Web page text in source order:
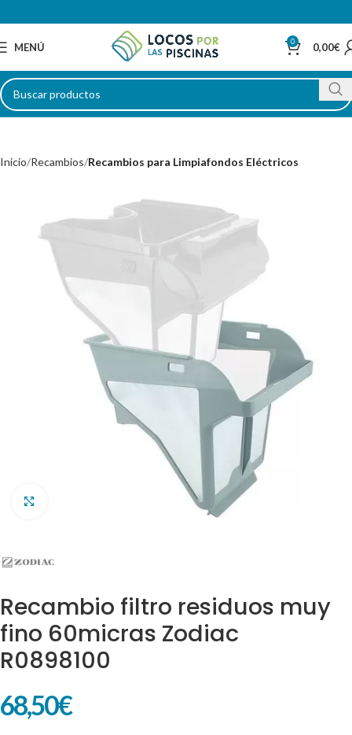
MENÚ 0 0,00€
Inicio Recambios Recambios para Limpiafondos Eléctricos
Recambio filtro residuos muy
fino 60micras Zodiac
R0898100
68,50€